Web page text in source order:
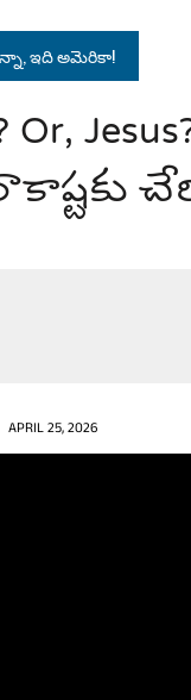
ఇది అమెరికా!
APRIL 25, 2026